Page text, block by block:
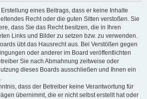
eines Beitrags, dass er keine Inhalte
Recht oder die guten Sitten verstoßen. Sie
dass Sie das Recht besitzen, die in Ihren
Links und Bilder zu setzen bzw. zu verwenden.
übt das Hausrecht aus. Bei Verstößen gegen
oder anderer im Board veröffentlichten
Sie nach Abmahnung zeitweise oder
dieses Boards ausschließen und Ihnen ein
dass der Betreiber keine Verantwortung für
übernimmt, die er nicht selbst erstellt hat oder